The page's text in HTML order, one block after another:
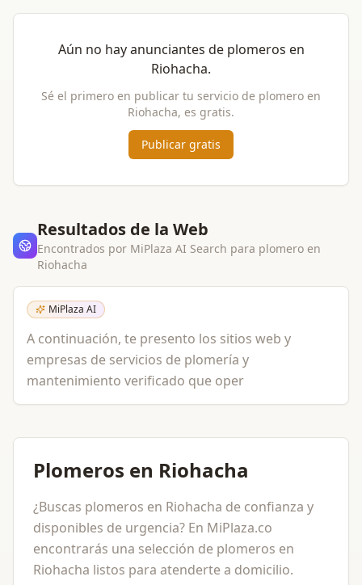
Aún no hay anunciantes de plomeros en
Riohacha.
Sé el primero en publicar tu servicio de plomero en
Riohacha, es gratis.
Publicar gratis
Resultados de la Web
Encontrados por MiPlaza AI Search para plomeroen
Riohacha
MiPlaza AI
A continuación, te presento los sitios web y
empresas de servicios de plomería y
mantenimiento verificado que oper
Plomeros en Riohacha
¿Buscas plomeros en Riohacha de confianza y
disponibles de urgencia? En MiPlaza.co
encontrarás una selección de plomeros en
Riohacha listos para atenderte a domicilio.